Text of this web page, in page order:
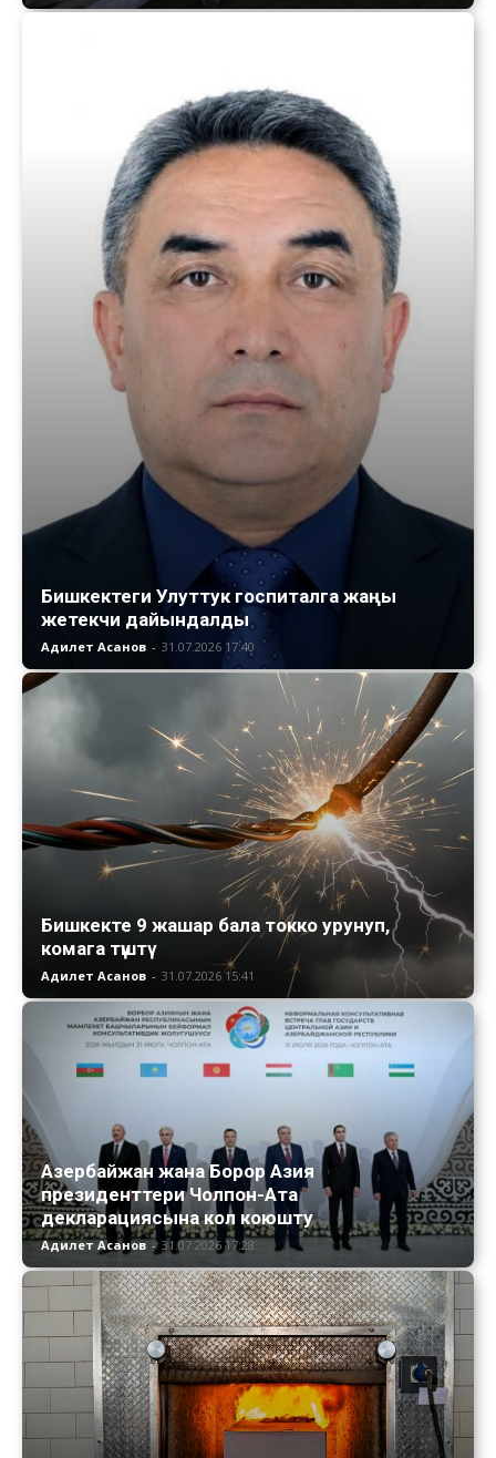
Бишкектеги Улуттук госпиталга жаңы
жетекчи дайындалды
Адилет Асанов - 31.07.2026 17:40
Бишкекте 9 жашар бала токко урунуп,
комага түштү
Адилет Асанов - 31.07.2026 15:41
Азербайжан жана Борор Азия
президенттери Чолпон-Ата
декларациясына кол коюшту
Адилет Асанов - 31.07.2026 17:28